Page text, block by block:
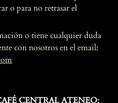
o para no retrasar el
o tiene cualquier duda
con nosotros en el email:
CENTRAL ATENEO: